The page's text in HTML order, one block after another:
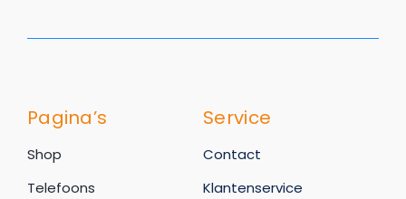
Pagina’s
Shop
Telefoons
Service
Contact
Klantenservice